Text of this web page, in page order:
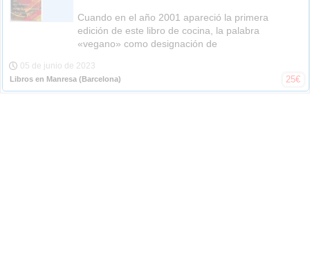
Cuando en el año 2001 apareció la primera
edición de este libro de cocina, la palabra
«vegano» como designación de
05 de junio de 2023
Libros en Manresa (Barcelona) 25€